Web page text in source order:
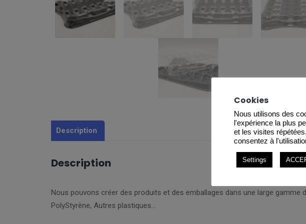
Description
Description
Nous pouvons créer des produits et des emballages dans une large gamme
PolyStyrène, Autres plastiques…
Cookies
Nous utilisons des
l'expérience la plus
et les visites
consentez à
Settings